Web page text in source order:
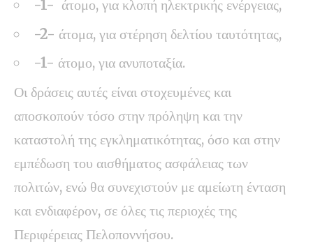
-1- άτομο, για κλοπή ηλεκτρικής ενέργειας,
-2- άτομα, για στέρηση δελτίου ταυτότητας,
-1- άτομο, για ανυποταξία.
Οι δράσεις αυτές είναι στοχευμένες και
αποσκοπούν τόσο στην πρόληψη και την
καταστολή της εγκληματικότητας, όσο και στην
εμπέδωση του αισθήματος ασφάλειας των
πολιτών, ενώ θα συνεχιστούν με αμείωτη ένταση
και ενδιαφέρον, σε όλες τις περιοχές της
Περιφέρειας Πελοποννήσου.